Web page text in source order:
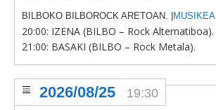
BILBOKO BILBOROCK ARETOAN. | MUSIKEA
20:00: IZENA (BILBO – Rock Alternatiboa).
21:00: BASAKI (BILBO – Rock Metala).
2026/08/25 19:30